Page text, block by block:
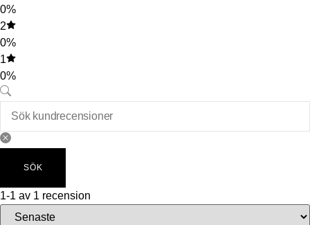
0%
2
0%
1
0%
SÖK
1-1 av 1 recension